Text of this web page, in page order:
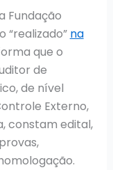
Fundação
“realizado” na
que o
de
de nível
Externo,
constam edital,